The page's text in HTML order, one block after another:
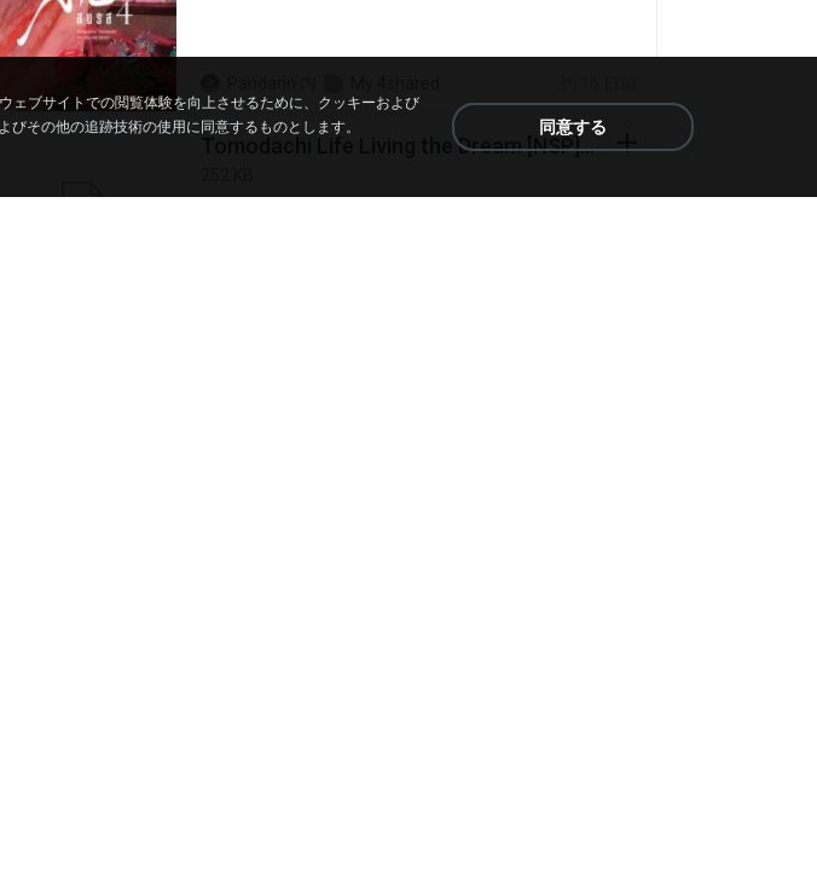
Tomodachi Life Living the Dream [NSP].torrent
ブサイトでの閲覧体験を向上させるために、クッキーおよび
その他の追跡技術の使用に同意するものとします。
同意する